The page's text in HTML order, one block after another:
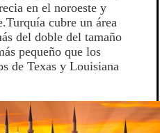
en el noroeste y
cubre un área
del doble del tamaño
pequeño que los
de Texas y Louisiana